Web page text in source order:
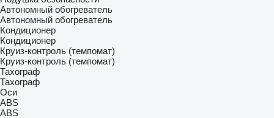
Автономный обогреватель
Автономный обогреватель
Кондиционер
Кондиционер
Круиз-контроль (темпомат)
Круиз-контроль (темпомат)
Тахограф
Тахограф
Оси
ABS
ABS